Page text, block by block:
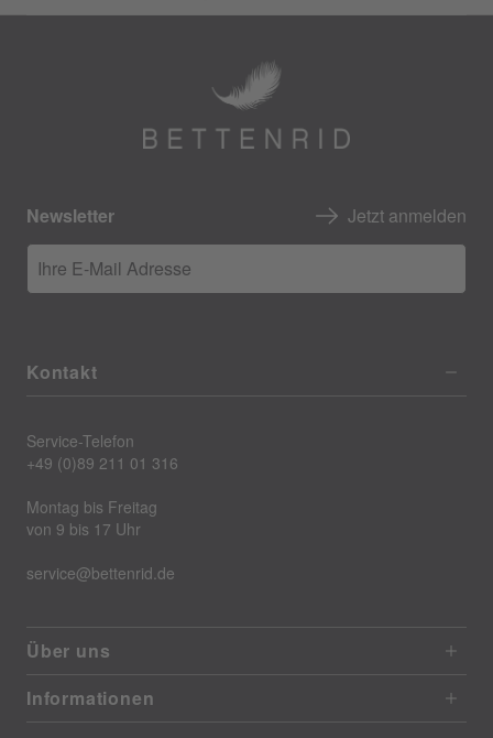
Newsletter Jetzt anmelden
Ihre E-Mail Adresse
Kontakt
Service-Telefon
+49 (0)89 211 01 316
Montag bis Freitag
von 9 bis 17 Uhr
service@bettenrid.de
Über uns
Informationen